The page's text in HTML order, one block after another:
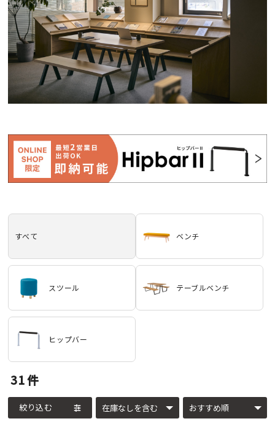
すべて ベンチ
スツール テーブルベンチ
ヒップバー
31件
絞り込む